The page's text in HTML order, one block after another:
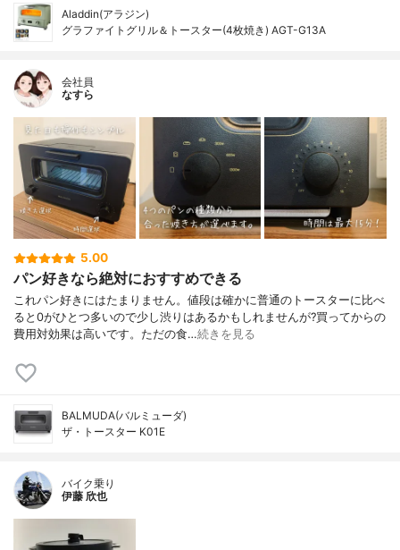
Aladdin(アラジン)
グラファイトグリル＆トースター(4枚焼き) AGT-G13A
会社員
なすら
5.00
パン好きなら絶対におすすめできる
これパン好きにはたまりません。値段は確かに普通のトースターに比べ
ると0がひとつ多いので少し渋りはあるかもしれませんが?買ってからの
費用対効果は高いです。ただの食…続きを見る
BALMUDA(バルミューダ)
ザ・トースター K01E
バイク乗り
伊藤 欣也